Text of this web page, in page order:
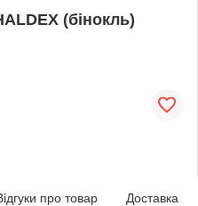
(бінокль)
про товар Доставка